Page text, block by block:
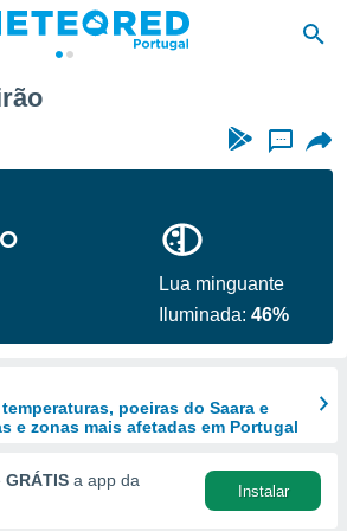
...
Lua minguante
Iluminada:46%
poeiras do Saara e
e zonas mais afetadas em Portugal
GRÁTIS a app da
Instalar